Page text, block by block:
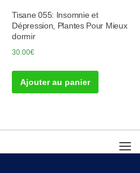
Tisane 055: Insomnie et
Dépression, Plantes Pour Mieux
dormir
30.00€
Ajouter au panier